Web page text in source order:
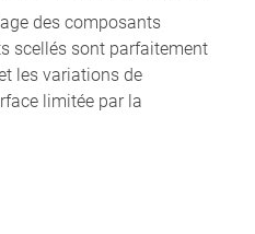
des composants
scellés sont parfaitement
les variations de
limitée par la